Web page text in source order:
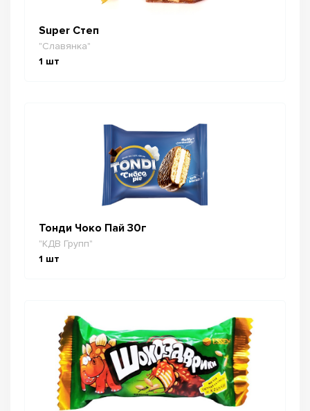
Super Степ
"Славянка"
1 шт
Тонди Чоко Пай 30г
"КДВ Групп"
1 шт